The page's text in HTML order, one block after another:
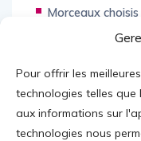
Pour offrir les
technologies telles
aux informations sur
technologies nous
Morceaux choisis
Essais critiques
Notes de lecture
Dossier
129
Actualité 238